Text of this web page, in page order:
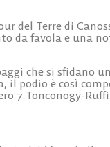
del Terre di
da favola e una
che si sfidano
podio è così
7 Tonconogy-